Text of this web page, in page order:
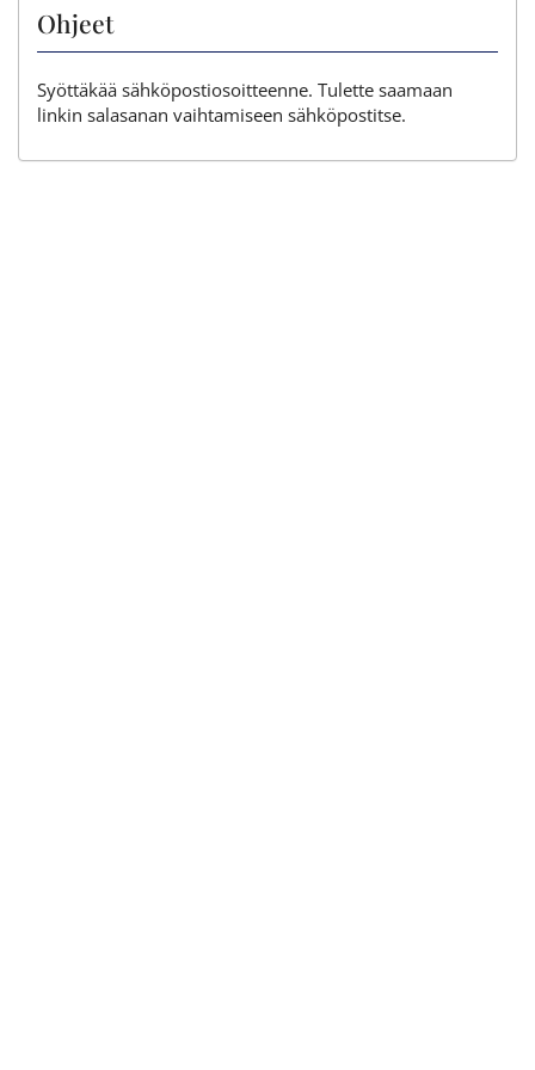
Ohjeet
Syöttäkää sähköpostiosoitteenne. Tulette saamaan
linkin salasanan vaihtamiseen sähköpostitse.